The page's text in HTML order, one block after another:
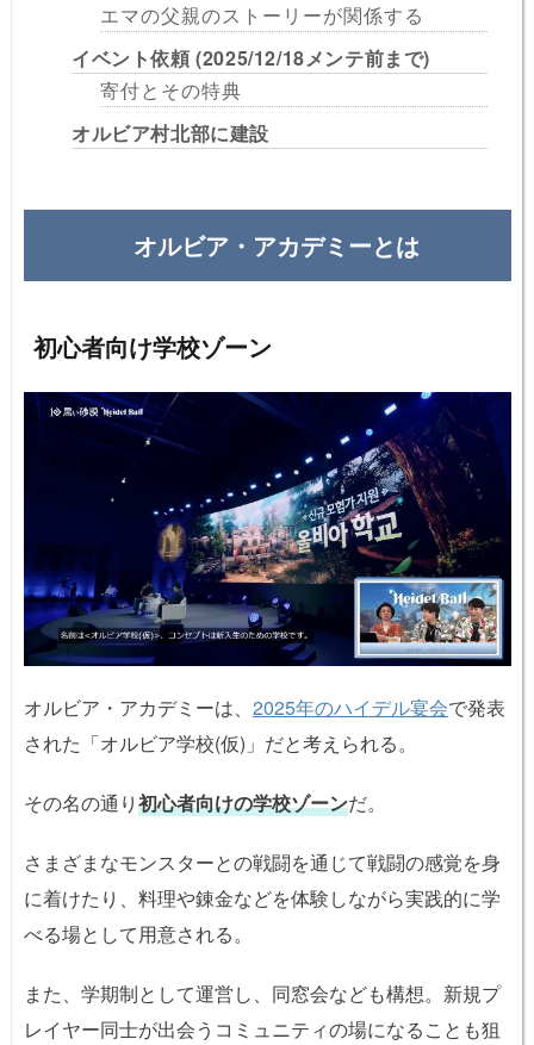
エマの父親のストーリーが関係する
イベント依頼 (2025/12/18メンテ前まで)
寄付とその特典
オルビア村北部に建設
オルビア・アカデミーとは
初心者向け学校ゾーン
オルビア・アカデミーは、 2025年のハイデル宴会で発表
された「オルビア学校(仮)」だと考えられる。
その名の通り初心者向けの学校ゾーンだ。
さまざまなモンスターとの戦闘を通じて戦闘の感覚を身
に着けたり、料理や錬金などを体験しながら実践的に学
べる場として用意される。
また、学期制として運営し、同窓会なども構想。新規プ
レイヤー同士が出会うコミュニティの場になることも狙